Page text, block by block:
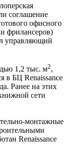
соглашение
офисного
фрилансеров)
управляющий
1,2 тыс. м2,
в БЦ Renaissance
Ранее на этих
сети
монтажные
Renaissance